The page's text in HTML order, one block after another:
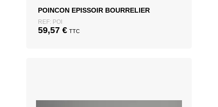
POINCON EPISSOIR BOURRELIER
REF: POI
59,57 € TTC